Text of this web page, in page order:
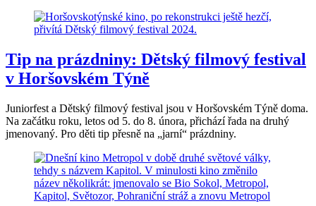
Tip na prázdniny: Dětský filmový festival
v Horšovském Týně
Juniorfest a Dětský filmový festival jsou v Horšovském Týně doma.
Na začátku roku, letos od 5. do 8. února, přichází řada na druhý
jmenovaný. Pro děti tip přesně na „jarní“ prázdniny.